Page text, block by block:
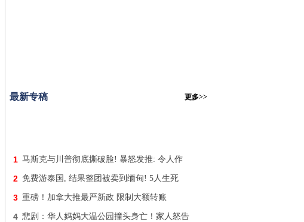
最新专稿 更多>>
1 马斯克与川普彻底撕破脸! 暴怒发推: 令人作
2 免费游泰国, 结果整团被卖到缅甸! 5人生死
3 重磅！加拿大推最严新政 限制大额转账
4 悲剧：华人妈妈大温公园撞头身亡！家人怒告